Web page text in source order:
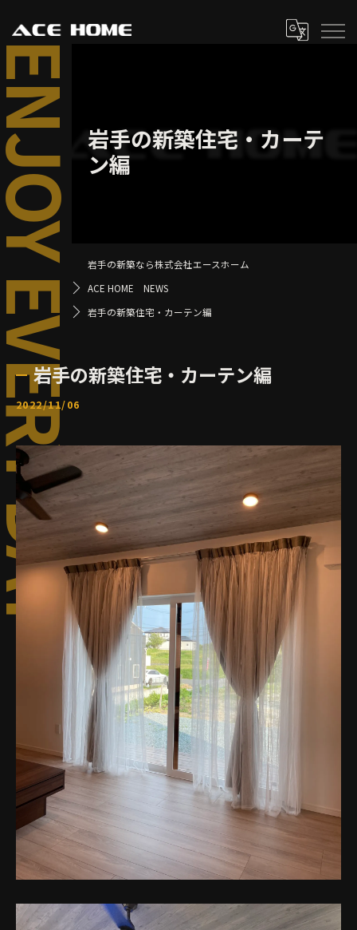
岩手の新築住宅・カーテ
ン編
岩手の新築なら株式会社エースホーム
ACE HOME NEWS
岩手の新築住宅・カーテン編
岩手の新築住宅・カーテン編
2022/11/06